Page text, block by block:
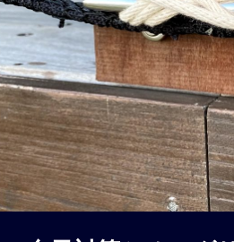
ド
Vol.3